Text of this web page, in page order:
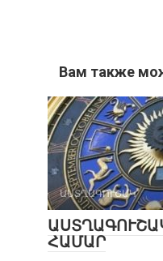
Вам также
ԱՍՏՂԱԳՈՒՇԱԿ
ՀԱՄԱՐ